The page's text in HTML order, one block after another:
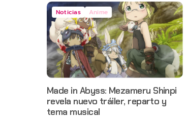
Noticias Anime
Made in Abyss: Mezameru Shinpi
revela nuevo tráiler, reparto y
tema musical